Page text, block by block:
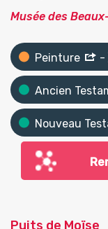
Musée des
Peinture -
Ancien
Nouveau
Puits de Moïse